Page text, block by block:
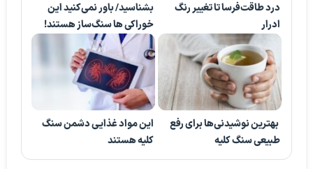
درد طاقت‌فرسا تا تغییر رنگ
ادرار
بشناسید/ باور نمی‌کنید این‌
خوراکی ها سنگ‌ساز هستند!
بهترین نوشیدنی‌ها برای رفع
طبیعی سنگ کلیه
این مواد غذایی دشمن سنگ
کلیه هستند